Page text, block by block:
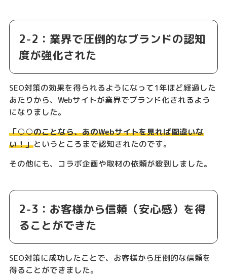
2-2：業界で圧倒的なブランドの認知
度が強化された
SEO対策の効果を得られるようになって1年ほど経過した
あたりから、Webサイトが業界でブランド化されるよう
になりました。
「○○のことなら、あのWebサイトを見れば間違いな
い！」というところまで認知されたのです。
その他にも、コラボ企画や取材の依頼が殺到しました。
2-3：お客様から信頼（安心感）を得
ることができた
SEO対策に成功したことで、お客様から圧倒的な信頼を
得ることができました。